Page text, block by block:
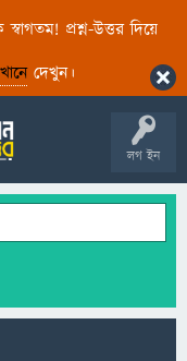
প্রশ্ন-উত্তর দিয়ে
দেখুন।
লগ ইন